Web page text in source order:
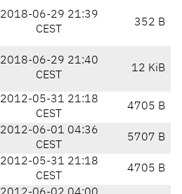
2018-06-29 21:39
CEST
352 B
2018-06-29 21:40
CEST
12 KiB
2012-05-31 21:18
CEST
4705 B
2012-06-01 04:36
CEST
5707 B
2012-05-31 21:18
CEST
4705 B